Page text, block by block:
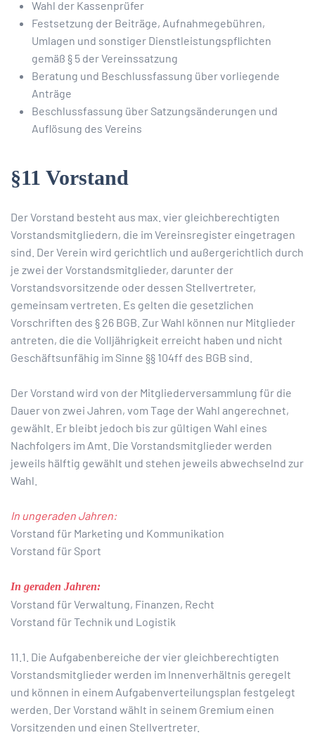
Wahl der Kassenprüfer
Festsetzung der Beiträge, Aufnahmegebühren,
Umlagen und sonstiger Dienstleistungspflichten
gemäß § 5 der Vereinssatzung
Beratung und Beschlussfassung über vorliegende
Anträge
Beschlussfassung über Satzungsänderungen und
Auflösung des Vereins
§11 Vorstand
Der Vorstand besteht aus max. vier gleichberechtigten
Vorstandsmitgliedern, die im Vereinsregister eingetragen
sind. Der Verein wird gerichtlich und außergerichtlich durch
je zwei der Vorstandsmitglieder, darunter der
Vorstandsvorsitzende oder dessen Stellvertreter,
gemeinsam vertreten. Es gelten die gesetzlichen
Vorschriften des § 26 BGB. Zur Wahl können nur Mitglieder
antreten, die die Volljährigkeit erreicht haben und nicht
Geschäftsunfähig im Sinne §§ 104ff des BGB sind.
Der Vorstand wird von der Mitgliederversammlung für die
Dauer von zwei Jahren, vom Tage der Wahl angerechnet,
gewählt. Er bleibt jedoch bis zur gültigen Wahl eines
Nachfolgers im Amt. Die Vorstandsmitglieder werden
jeweils hälftig gewählt und stehen jeweils abwechselnd zur
Wahl.
In ungeraden Jahren:
Vorstand für Marketing und Kommunikation
Vorstand für Sport
In geraden Jahren:
Vorstand für Verwaltung, Finanzen, Recht
Vorstand für Technik und Logistik
11.1. Die Aufgabenbereiche der vier gleichberechtigten
Vorstandsmitglieder werden im Innenverhältnis geregelt
und können in einem Aufgabenverteilungsplan festgelegt
werden. Der Vorstand wählt in seinem Gremium einen
Vorsitzenden und einen Stellvertreter.